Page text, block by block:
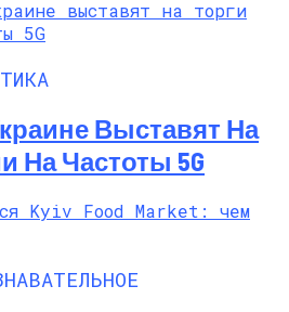
Выставят На
На Частоты 5G